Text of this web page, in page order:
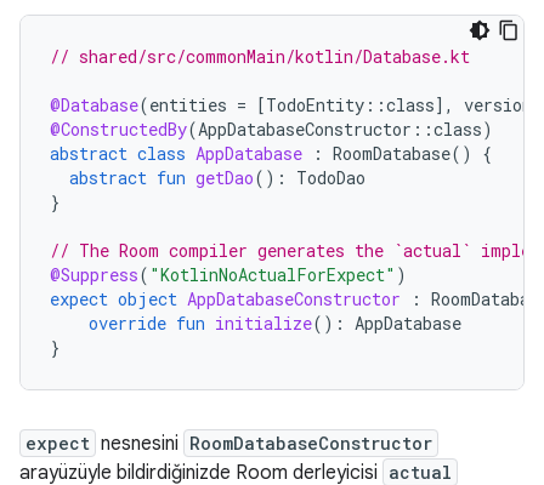
// shared/src/commonMain/kotlin/Database.kt
@Database(entities = [TodoEntity ::class] , version
@ConstructedBy(AppDatabaseConstructor ::class)
abstract class AppDatabase : RoomDatabase()
{
abstract fun getDao():
TodoDao
}
// The Room compiler generates the `actual`
@Suppress( "KotlinNoActualForExpect" )
expect object AppDatabaseConstructor :
override fun initialize(): AppDatabase
}
expect nesnesini RoomDatabaseConstructor
arayüzüyle bildirdiğinizde Room derleyicisi actual